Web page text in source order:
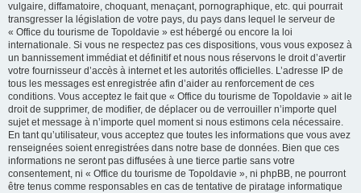
vulgaire, diffamatoire, choquant, menaçant, pornographique, etc. qui pourrait
transgresser la législation de votre pays, du pays dans lequel le serveur de
« Office du tourisme de Topoldavie » est hébergé ou encore la loi
internationale. Si vous ne respectez pas ces dispositions, vous vous exposez à
un bannissement immédiat et définitif et nous nous réservons le droit d’avertir
votre fournisseur d’accès à internet et les autorités officielles. L’adresse IP de
tous les messages est enregistrée afin d’aider au renforcement de ces
conditions. Vous acceptez le fait que « Office du tourisme de Topoldavie » ait le
droit de supprimer, de modifier, de déplacer ou de verrouiller n’importe quel
sujet et message à n’importe quel moment si nous estimons cela nécessaire.
En tant qu’utilisateur, vous acceptez que toutes les informations que vous avez
renseignées soient enregistrées dans notre base de données. Bien que ces
informations ne seront pas diffusées à une tierce partie sans votre
consentement, ni « Office du tourisme de Topoldavie », ni phpBB, ne pourront
être tenus comme responsables en cas de tentative de piratage informatique